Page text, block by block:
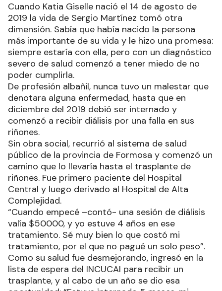
Cuando Katia Giselle nació el 14 de agosto de
2019 la vida de Sergio Martínez tomó otra
dimensión. Sabía que había nacido la persona
más importante de su vida y le hizo una promesa:
siempre estaría con ella, pero con un diagnóstico
severo de salud comenzó a tener miedo de no
poder cumplirla.
De profesión albañil, nunca tuvo un malestar que
denotara alguna enfermedad, hasta que en
diciembre del 2019 debió ser internado y
comenzó a recibir diálisis por una falla en sus
riñones.
Sin obra social, recurrió al sistema de salud
público de la provincia de Formosa y comenzó un
camino que lo llevaría hasta el trasplante de
riñones. Fue primero paciente del Hospital
Central y luego derivado al Hospital de Alta
Complejidad.
“Cuando empecé –contó- una sesión de diálisis
valía $50000, y yo estuve 4 años en ese
tratamiento. Sé muy bien lo que costó mi
tratamiento, por el que no pagué un solo peso”.
Como su salud fue desmejorando, ingresó en la
lista de espera del INCUCAI para recibir un
trasplante, y al cabo de un año se dio esa